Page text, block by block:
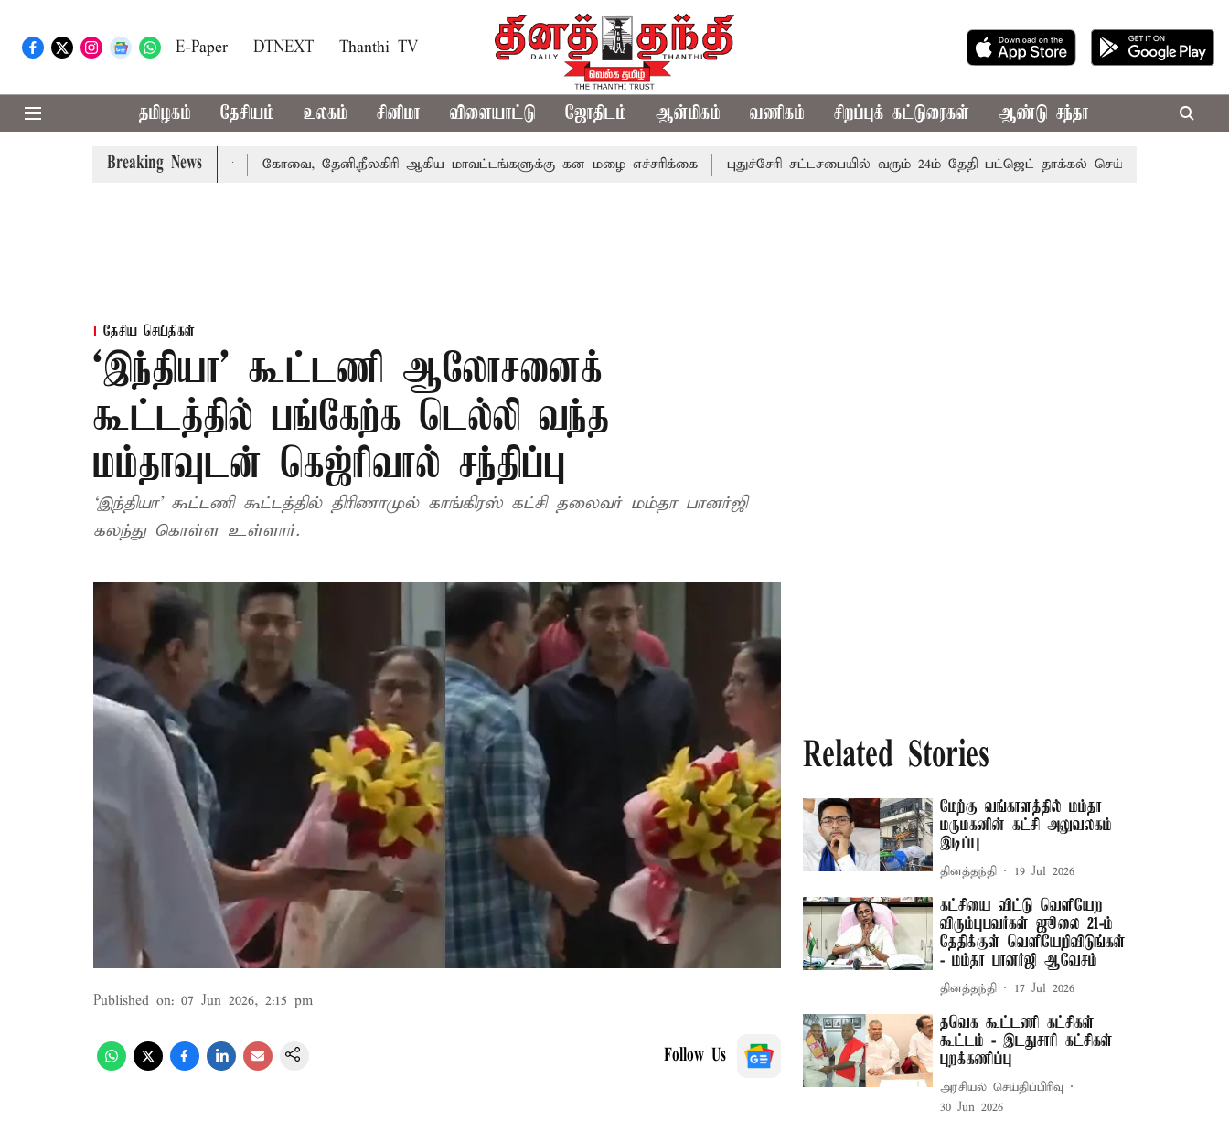
E-Paper DTNEXT Thanthi TV
தமிழகம் தேசியம் உலகம் சினிமா விளையாட்டு ஜோதிடம் ஆன்மிகம் வணிகம் சிறப்புக் கட்டுரைகள் ஆண்டு சந்தா
Breaking News
வாபஸ் பெற்றார் சங்கீதா கோவை, தேனி,நீலகிரி ஆகிய மாவட்டங்களுக்கு கன மழை எச்சரிக்கை புதுச்சேரி சட்டசபையில் வரும் 24ம் தேதி பட்ஜெட் தாக்கல் செய்கிறார் முதல்-அமைச்சர்
தேசிய செய்திகள்
‘இந்தியா’ கூட்டணி ஆலோசனைக்
கூட்டத்தில் பங்கேற்க டெல்லி வந்த
மம்தாவுடன் கெஜ்ரிவால் சந்திப்பு
‘இந்தியா’ கூட்டணி கூட்டத்தில் திரிணாமுல் காங்கிரஸ் கட்சி தலைவர் மம்தா பானர்ஜி
கலந்து கொள்ள உள்ளார்.
Published on: 07 Jun 2026, 2:15 pm
Follow Us
Related Stories
மேற்கு வங்காளத்தில் மம்தா
மருமகனின் கட்சி அலுவலகம்
இடிப்பு
தினத்தந்தி 19 Jul 2026
கட்சியை விட்டு வெளியேற
விரும்புபவர்கள் ஜூலை 21-ம்
தேதிக்குள் வெளியேறிவிடுங்கள்
- மம்தா பானர்ஜி ஆவேசம்
தினத்தந்தி 17 Jul 2026
தவெக கூட்டணி கட்சிகள்
கூட்டம் - இடதுசாரி கட்சிகள்
புறக்கணிப்பு
அரசியல் செய்திப்பிரிவு
30 Jun 2026